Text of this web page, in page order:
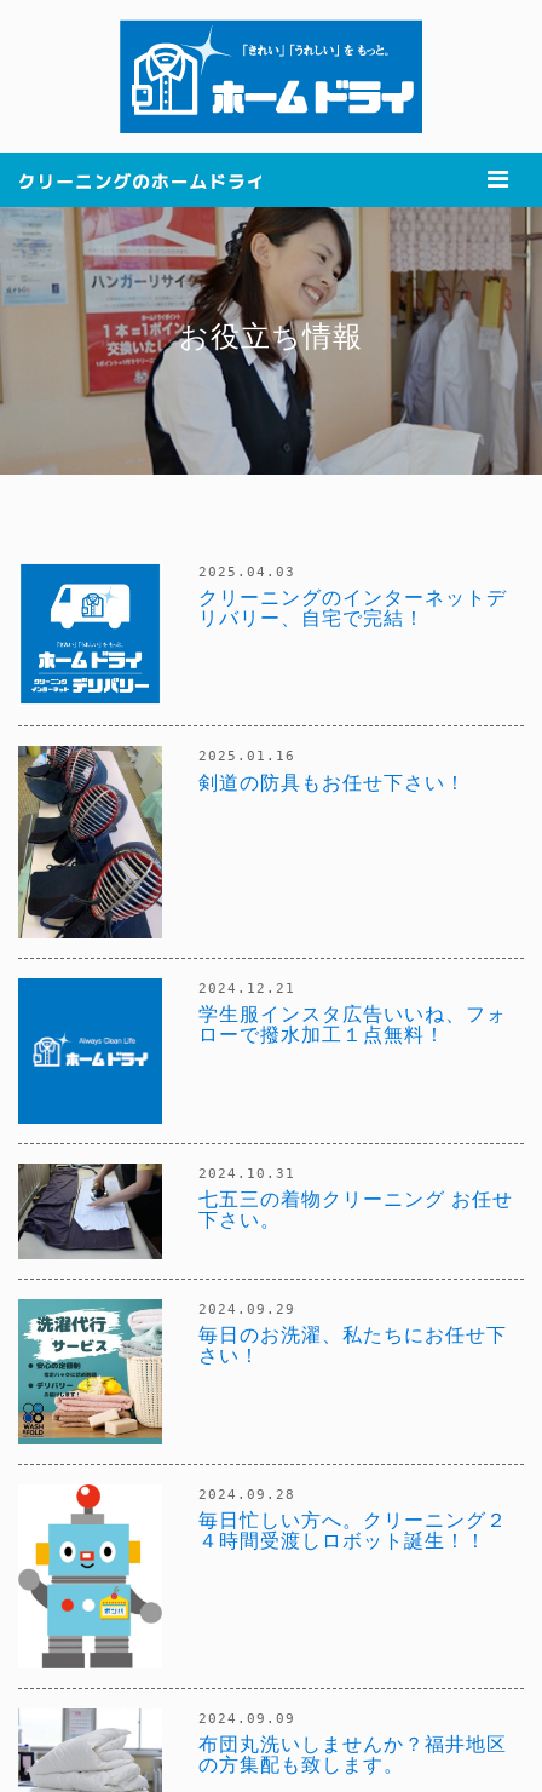
お役立ち情報
2025.04.03
クリーニングのインターネットデ
リバリー、自宅で完結！
2025.01.16
剣道の防具もお任せ下さい！
2024.12.21
学生服インスタ広告いいね、フォ
ローで撥水加工１点無料！
2024.10.31
七五三の着物クリーニング お任せ
下さい。
2024.09.29
毎日のお洗濯、私たちにお任せ下
さい！
2024.09.28
毎日忙しい方へ。クリーニング２
４時間受渡しロボット誕生！！
2024.09.09
布団丸洗いしませんか？福井地区
の方集配も致します。